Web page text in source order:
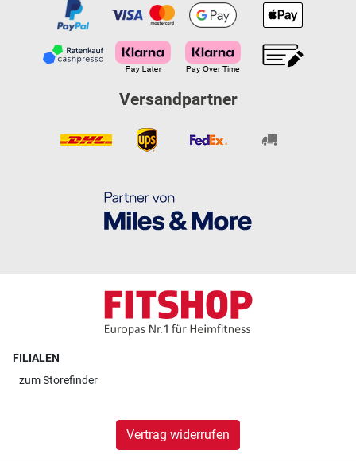
Versandpartner
FILIALEN
zumStorefinder
Vertrag widerrufen